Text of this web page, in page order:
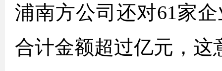
浦南方公司还对61家
合计金额超过亿元，